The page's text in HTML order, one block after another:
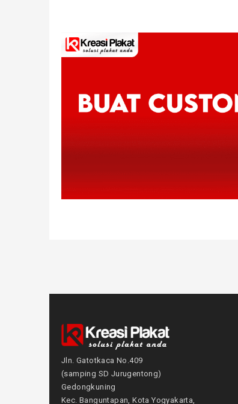
Jln. Gatotkaca No.409
(samping SD Jurugentong)
Gedongkuning
Kec. Banguntapan, Kota Yogyakarta,